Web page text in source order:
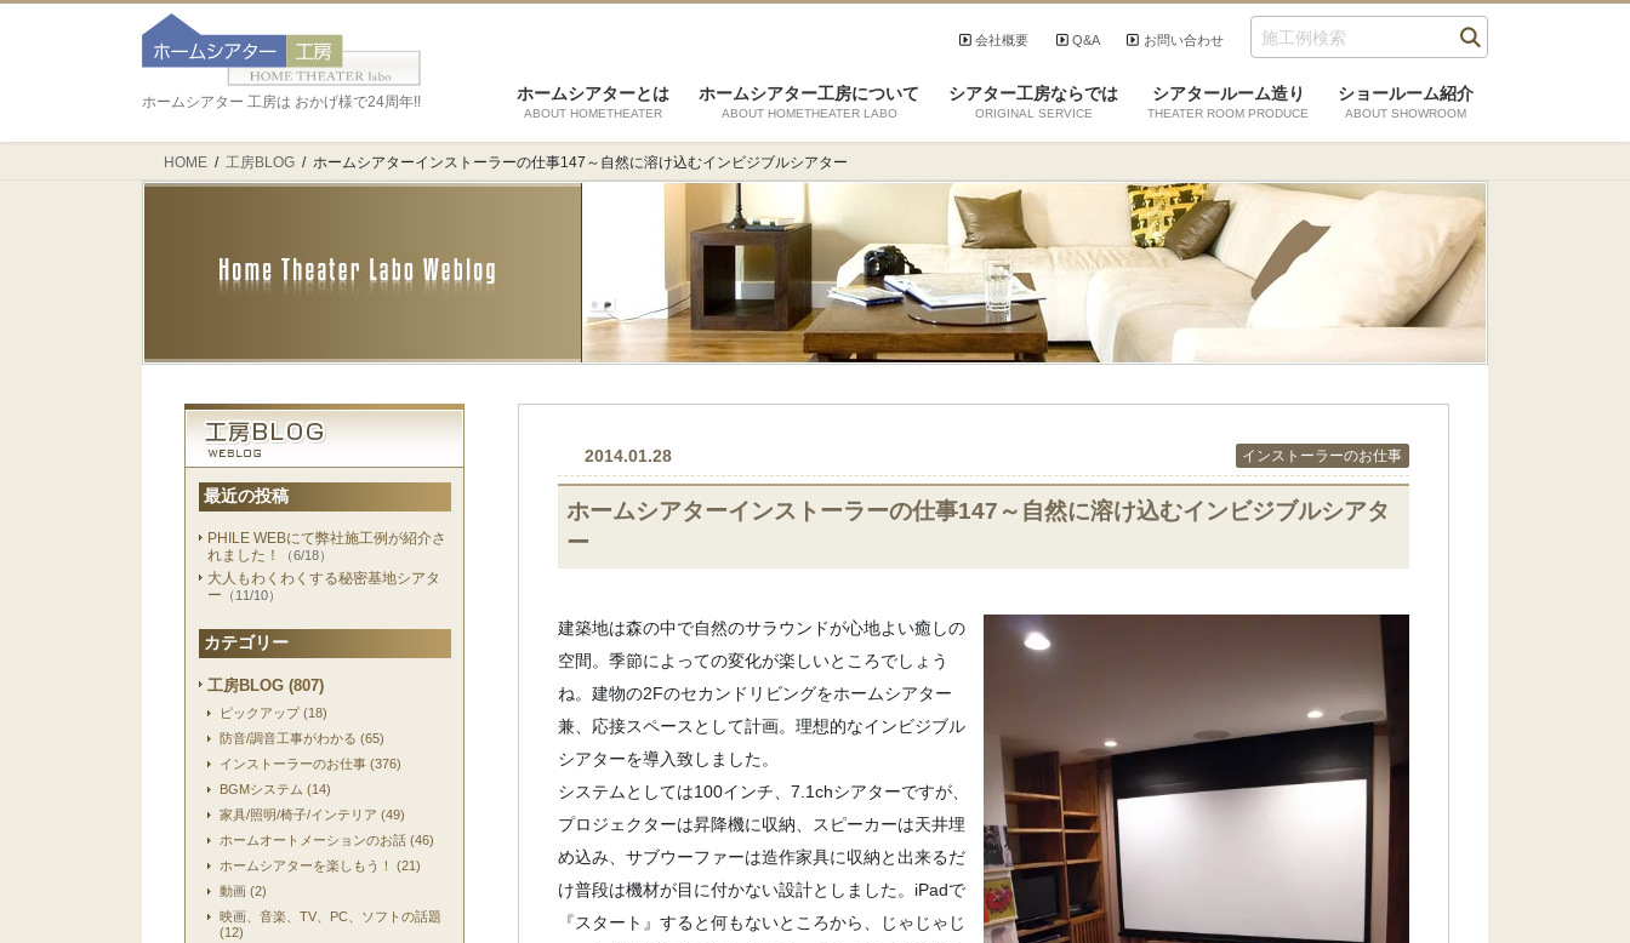
お問い合わせ
Q&A
会社概要
ホームシアター 工房は おかげ様で24周年!! ホームシアターとは
ABOUT HOMETHEATER
ホームシアター工房について
ABOUT HOMETHEATER LABO
シアター工房ならでは
ORIGINAL SERVICE
シアタールーム造り
THEATER ROOM PRODUCE
ショールーム紹介
ABOUT SHOWROOM
HOME 工房BLOG ホームシアターインストーラーの仕事147～自然に溶け込むインビジブルシアター
最近の投稿
PHILE WEBにて弊社施工例が紹介さ
れました！
（6/18）
大人もわくわくする秘密基地シアタ
ー （11/10）
カテゴリー
工房BLOG (807)
ピックアップ (18)
防音/調音工事がわかる (65)
インストーラーのお仕事 (376)
BGMシステム (14)
家具/照明/椅子/インテリア (49)
ホームオートメーションのお話 (46)
ホームシアターを楽しもう！ (21)
動画 (2)
映画、音楽、TV、PC、ソフトの話題
(12)
2014.01.28 インストーラーのお仕事
ホームシアターインストーラーの仕事147～自然に溶け込むインビジブルシアタ
ー
建築地は森の中で自然のサラウンドが心地よい癒しの
空間。季節によっての変化が楽しいところでしょう
ね。建物の2Fのセカンドリビングをホームシアター
兼、応接スペースとして計画。理想的なインビジブル
シアターを導入致しました。
システムとしては100インチ、7.1chシアターですが、
プロジェクターは昇降機に収納、スピーカーは天井埋
め込み、サブウーファーは造作家具に収納と出来るだ
け普段は機材が目に付かない設計としました。iPadで
『スタート』すると何もないところから、じゃじゃじ